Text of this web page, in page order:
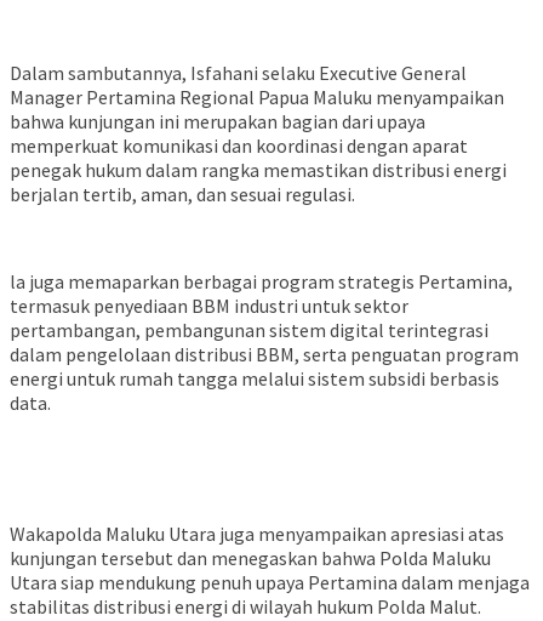
Dalam sambutannya, Isfahani selaku Executive General
Manager Pertamina Regional Papua Maluku menyampaikan
bahwa kunjungan ini merupakan bagian dari upaya
memperkuat komunikasi dan koordinasi dengan aparat
penegak hukum dalam rangka memastikan distribusi energi
berjalan tertib, aman, dan sesuai regulasi.
la juga memaparkan berbagai program strategis Pertamina,
termasuk penyediaan BBM industri untuk sektor
pertambangan, pembangunan sistem digital terintegrasi
dalam pengelolaan distribusi BBM, serta penguatan program
energi untuk rumah tangga melalui sistem subsidi berbasis
data.
Wakapolda Maluku Utara juga menyampaikan apresiasi atas
kunjungan tersebut dan menegaskan bahwa Polda Maluku
Utara siap mendukung penuh upaya Pertamina dalam menjaga
stabilitas distribusi energi di wilayah hukum Polda Malut.